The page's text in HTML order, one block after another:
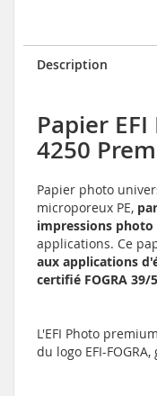
Description
Papier
4250
Papier photo
microporeux PE,
impressions
applications. Ce
aux applications
certifié FOGRA 39/
L'EFI Photo
du logo EFI-